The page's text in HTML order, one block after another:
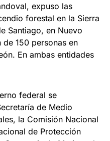
expuso las
forestal en la Sierra
Santiago, en Nuevo
de 150 personas en
En ambas entidades
federal se
de Medio
la Comisión Nacional
de Protección